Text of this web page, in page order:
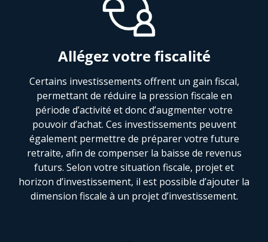
Allégez votre fiscalité
Certains investissements offrent un gain fiscal,
permettant de réduire la pression fiscale en
période d’activité et donc d’augmenter votre
pouvoir d’achat. Ces investissements peuvent
également permettre de préparer votre future
retraite, afin de compenser la baisse de revenus
futurs. Selon votre situation fiscale, projet et
horizon d’investissement, il est possible d’ajouter la
dimension fiscale à un projet d’investissement.